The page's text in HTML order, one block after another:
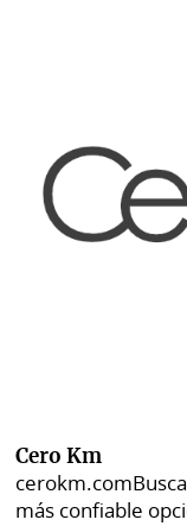
Cero Km
cerokm.com
más confiable